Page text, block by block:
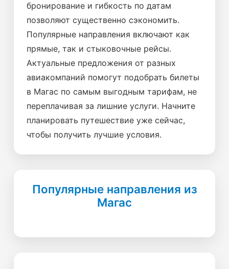
бронирование и гибкость по датам
позволяют существенно сэкономить.
Популярные направления включают как
прямые, так и стыковочные рейсы.
Актуальные предложения от разных
авиакомпаний помогут подобрать билеты
в Магас по самым выгодным тарифам, не
переплачивая за лишние услуги. Начните
планировать путешествие уже сейчас,
чтобы получить лучшие условия.
Популярные направления из
Магас